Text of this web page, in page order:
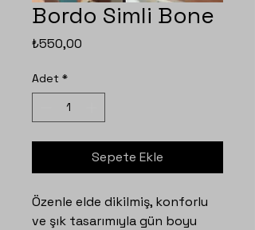
Bordo Simli Bone
₺550,00
Adet *
Sepete Ekle
Özenle elde dikilmiş, konforlu
ve şık tasarımıyla gün boyu